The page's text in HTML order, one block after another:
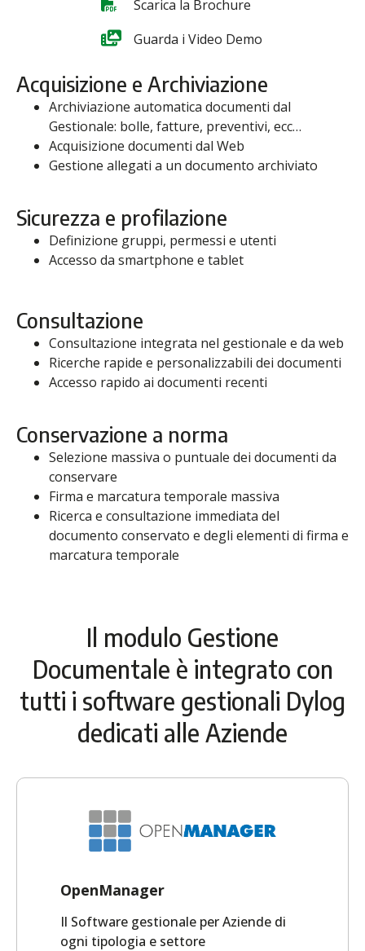
Scarica la Brochure
Guarda i Video Demo
Acquisizione e Archiviazione
Archiviazione automatica documenti dal
Gestionale: bolle, fatture, preventivi, ecc…
Acquisizione documenti dal Web
Gestione allegati a un documento archiviato
Sicurezza e profilazione
Definizione gruppi, permessi e utenti
Accesso da smartphone e tablet
Consultazione
Consultazione integrata nel gestionale e da web
Ricerche rapide e personalizzabili dei documenti
Accesso rapido ai documenti recenti
Conservazione a norma
Selezione massiva o puntuale dei documenti da
conservare
Firma e marcatura temporale massiva
Ricerca e consultazione immediata del
documento conservato e degli elementi di firma e
marcatura temporale
Il modulo Gestione
Documentale è integrato con
tutti i software gestionali Dylog
dedicati alle Aziende
OpenManager
Il Software gestionale per Aziende di
ogni tipologia e settore